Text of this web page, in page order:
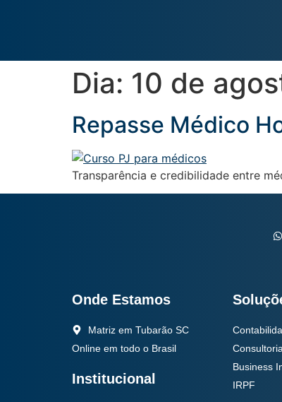
Dia: 10 de
Repasse Médico
Transparência e credibilidade entre
Onde Estamos
Matriz em Tubarão SC
Online em todo o Brasil
Institucional
Business
IRPF